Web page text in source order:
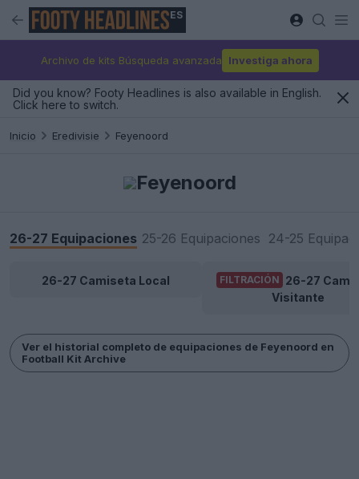
ES
Archivo de kits Búsqueda avanzada Investiga ahora
Did you know? Footy Headlines is also available in English.
Click here to switch.
Inicio Eredivisie Feyenoord
Feyenoord
26-27 Equipaciones 25-26 Equipaciones 24-25
26-27 Camiseta Local FILTRACIÓN 26-27
Visitante
Ver el historial completo de equipaciones de Feyenoord en
Football Kit Archive